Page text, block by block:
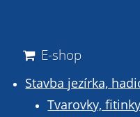
E-shop
Stavba jezírka,
Tvarovky, fitinky